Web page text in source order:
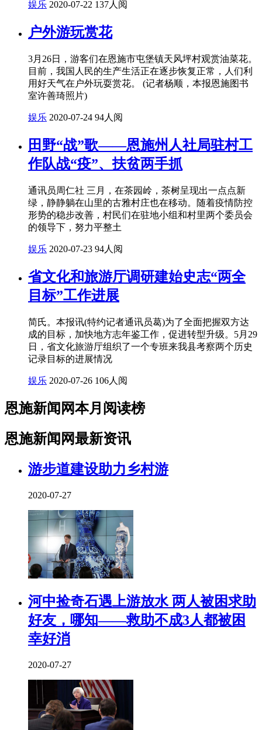
娱乐 2020-07-22 137人阅
户外游玩赏花
3月26日，游客们在恩施市屯堡镇天风坪村观赏油菜花。
目前，我国人民的生产生活正在逐步恢复正常，人们利
用好天气在户外玩耍赏花。 (记者杨顺，本报恩施图书
室许善琦照片)
娱乐 2020-07-24 94人阅
田野“战”歌——恩施州人社局驻村工
作队战“疫”、扶贫两手抓
通讯员周仁社 三月，在茶园岭，茶树呈现出一点点新
绿，静静躺在山里的古雅村庄也在移动。随着疫情防控
形势的稳步改善，村民们在驻地小组和村里两个委员会
的领导下，努力平整土
娱乐 2020-07-23 94人阅
省文化和旅游厅调研建始史志“两全
目标”工作进展
简氏。本报讯(特约记者通讯员葛)为了全面把握双方达
成的目标，加快地方志年鉴工作，促进转型升级。5月29
日，省文化旅游厅组织了一个专班来我县考察两个历史
记录目标的进展情况
娱乐 2020-07-26 106人阅
恩施新闻网本月阅读榜
恩施新闻网最新资讯
游步道建设助力乡村游
2020-07-27
河中捡奇石遇上游放水 两人被困求助
好友，哪知——救助不成3人都被困
幸好消
2020-07-27